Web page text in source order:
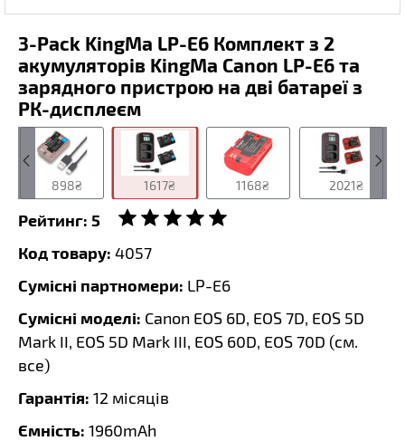
3-Pack KingMa LP-E6 Комплект з 2
акумуляторів KingMa Canon LP-E6 та
зарядного пристрою на дві батареї з
РК-дисплеєм
898₴ 1617₴ 1168₴ 2021₴
Рейтинг: 5
Код товару: 4057
Сумісні партномери: LP-E6
Сумісні моделі: Canon EOS 6D, EOS 7D, EOS 5D
Mark II, EOS 5D Mark III, EOS 60D, EOS 70D (см.
все)
Гарантія: 12 місяців
Ємність: 1960mAh